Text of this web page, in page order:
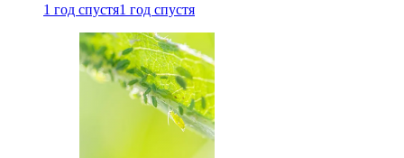
1 год спустя1 год спустя